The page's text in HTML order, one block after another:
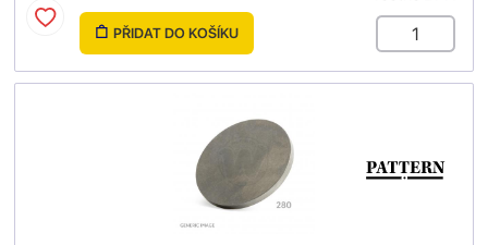
PŘIDAT DO KOŠÍKU